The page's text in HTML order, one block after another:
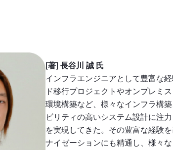
[著] 長谷川 誠 氏
インフラエンジニアとして豊富な
ド移行プロジェクトやオンプレミ
環境構築など、様々なインフラ構
ビリティの高いシステム設計に注
を実現してきた。その豊富な経験
ナイゼーションにも精通し、様々